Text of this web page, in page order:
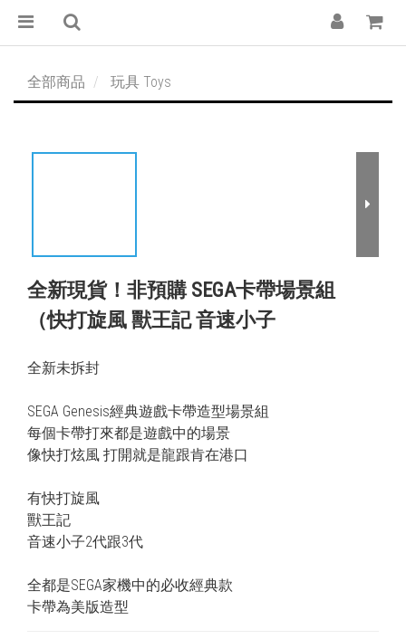
全部商品 玩具 Toys
全新現貨！非預購 SEGA卡帶場景組
（快打旋風 獸王記 音速小子
全新未拆封
SEGA Genesis經典遊戲卡帶造型場景組
每個卡帶打來都是遊戲中的場景
像快打炫風 打開就是龍跟肯在港口
有快打旋風
獸王記
音速小子2代跟3代
全都是SEGA家機中的必收經典款
卡帶為美版造型